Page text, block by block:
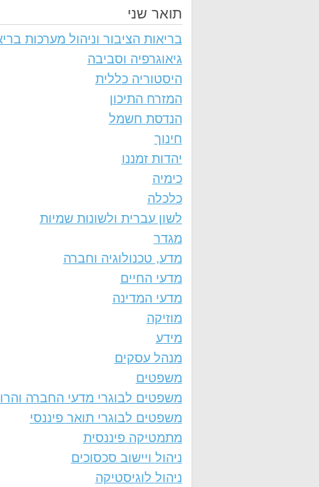
תואר שני
בריאות הציבור וניהול מערכות
גיאוגרפיה וסביבה
היסטוריה כללית
המזרח התיכון
הנדסת חשמל
חינוך
יהדות זמננו
כימיה
כלכלה
לשון עברית ולשונות שמיות
מגדר
מדע, טכנולוגיה וחברה
מדעי החיים
מדעי המדינה
מוזיקה
מידע
מנהל עסקים
משפטים
משפטים לבוגרי מדעי החברה
משפטים לבוגרי תואר פיננסי
מתמטיקה פיננסית
ניהול ויישוב סכסוכים
ניהול לוגיסטיקה